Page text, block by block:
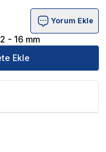
Yorumları
Yorum Ekle
- 16 mm
Ekle